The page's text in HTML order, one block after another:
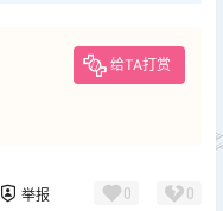
给TA打赏
举报 0 0